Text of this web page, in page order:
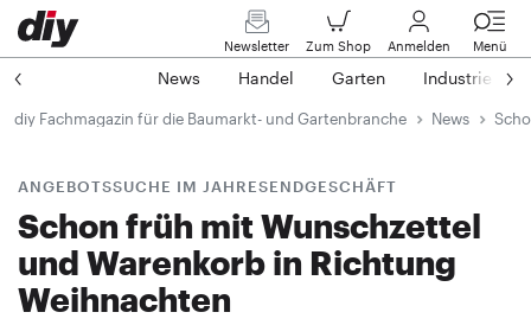
Newsletter Zum Shop Anmelden Menü
News Handel Garten Industrie
diy Fachmagazin für die Baumarkt- und Gartenbranche News
ANGEBOTSSUCHE IM JAHRESENDGESCHÄFT
Schon früh mit Wunschzettel
und Warenkorb in Richtung
Weihnachten